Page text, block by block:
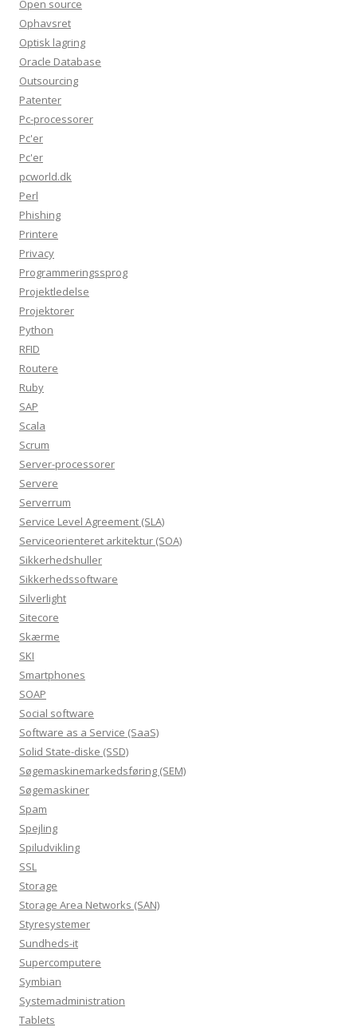
Open source
Ophavsret
Optisk lagring
Oracle Database
Outsourcing
Patenter
Pc-processorer
Pc'er
Pc'er
pcworld.dk
Perl
Phishing
Printere
Privacy
Programmeringssprog
Projektledelse
Projektorer
Python
RFID
Routere
Ruby
SAP
Scala
Scrum
Server-processorer
Servere
Serverrum
Service Level Agreement (SLA)
Serviceorienteret arkitektur (SOA)
Sikkerhedshuller
Sikkerhedssoftware
Silverlight
Sitecore
Skærme
SKI
Smartphones
SOAP
Social software
Software as a Service (SaaS)
Solid State-diske (SSD)
Søgemaskinemarkedsføring (SEM)
Søgemaskiner
Spam
Spejling
Spiludvikling
SSL
Storage
Storage Area Networks (SAN)
Styresystemer
Sundheds-it
Supercomputere
Symbian
Systemadministration
Tablets